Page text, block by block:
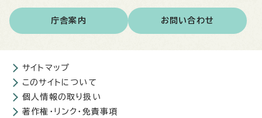
庁舎案内 お問い合わせ
サイトマップ
このサイトについて
個人情報の取り扱い
著作権・リンク・免責事項